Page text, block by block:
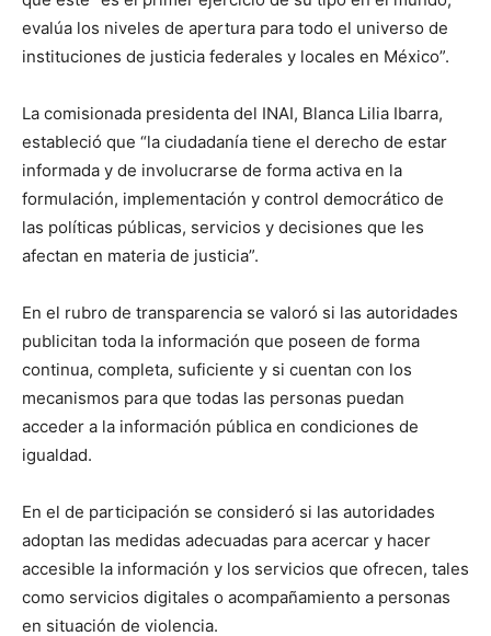
evalúa los niveles de apertura para todo el universo de
instituciones de justicia federales y locales en México”.
La comisionada presidenta del INAI, Blanca Lilia Ibarra,
estableció que “la ciudadanía tiene el derecho de estar
informada y de involucrarse de forma activa en la
formulación, implementación y control democrático de
las políticas públicas, servicios y decisiones que les
afectan en materia de justicia”.
En el rubro de transparencia se valoró si las autoridades
publicitan toda la información que poseen de forma
continua, completa, suficiente y si cuentan con los
mecanismos para que todas las personas puedan
acceder a la información pública en condiciones de
igualdad.
En el de participación se consideró si las autoridades
adoptan las medidas adecuadas para acercar y hacer
accesible la información y los servicios que ofrecen, tales
como servicios digitales o acompañamiento a personas
en situación de violencia.